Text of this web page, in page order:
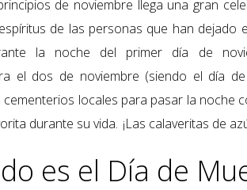
de noviembre llega una gran
de las personas que han dejado
la noche del primer día de
el dos de noviembre (siendo el día
locales para pasar la noche
durante su vida. ¡Las calaveritas de
es el Día de